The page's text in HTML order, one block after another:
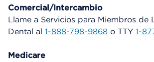
Comercial/Intercambio
Llame a Servicios para Miembros de
Dental al 1-888-798-9868 o TTY 1-
Medicare